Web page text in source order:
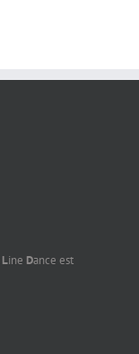
Line Dance est